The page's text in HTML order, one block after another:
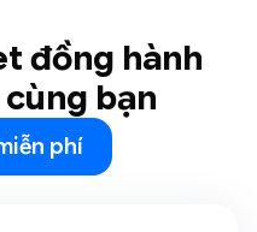
đồng hành
bạn
phí